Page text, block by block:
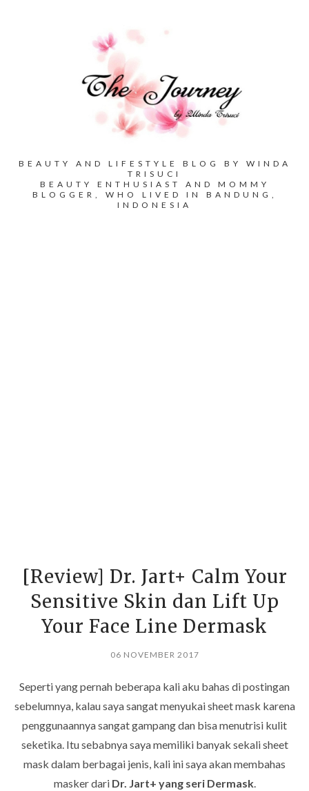
BEAUTY AND LIFESTYLE BLOG BY WINDA
TRISUCI
BEAUTY ENTHUSIAST AND MOMMY
BLOGGER, WHO LIVED IN BANDUNG,
INDONESIA
[Review] Dr. Jart+ Calm Your
Sensitive Skin dan Lift Up
Your Face Line Dermask
06 NOVEMBER 2017
Seperti yang pernah beberapa kali aku bahas di postingan
sebelumnya, kalau saya sangat menyukai sheet mask karena
penggunaannya sangat gampang dan bisa menutrisi kulit
seketika. Itu sebabnya saya memiliki banyak sekali sheet
mask dalam berbagai jenis, kali ini saya akan membahas
masker dari Dr. Jart+ yang seri Dermask.